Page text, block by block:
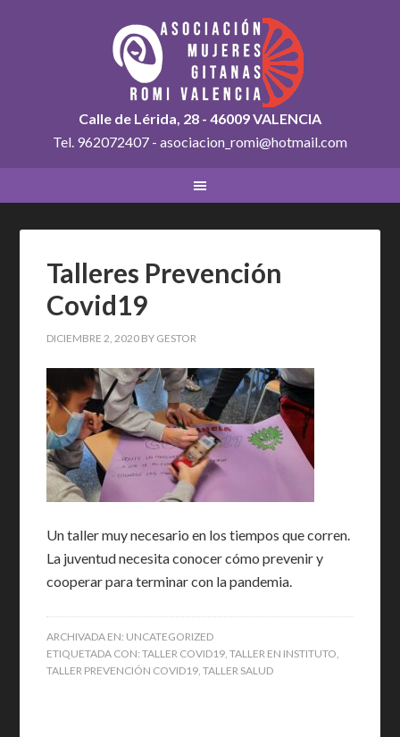
Calle de Lérida, 28 - 46009 VALENCIA
Tel. 962072407 - asociacion_romi@hotmail.com
Talleres Prevención
Covid19
DICIEMBRE 2, 2020 BY GESTOR
Un taller muy necesario en los tiempos que corren.
La juventud necesita conocer cómo prevenir y
cooperar para terminar con la pandemia.
ARCHIVADA EN: UNCATEGORIZED
ETIQUETADA CON:TALLER COVID19,TALLER EN INSTITUTO,
TALLER PREVENCIÓN COVID19,TALLER SALUD